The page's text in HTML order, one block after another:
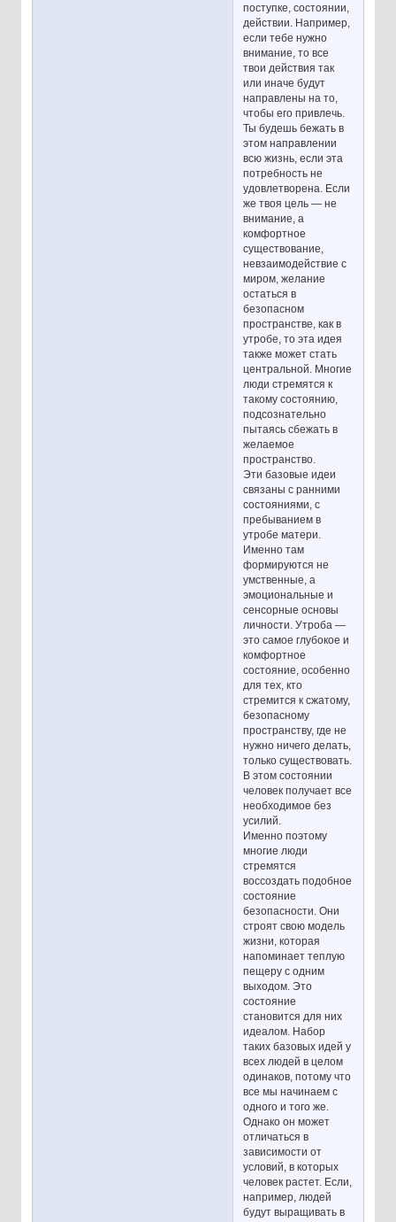
поступке, состоянии,
действии. Например,
если тебе нужно
внимание, то все
твои действия так
или иначе будут
направлены на то,
чтобы его привлечь.
Ты будешь бежать в
этом направлении
всю жизнь, если эта
потребность не
удовлетворена. Если
же твоя цель — не
внимание, а
комфортное
существование,
невзаимодействие с
миром, желание
остаться в
безопасном
пространстве, как в
утробе, то эта идея
также может стать
центральной. Многие
люди стремятся к
такому состоянию,
подсознательно
пытаясь сбежать в
желаемое
пространство.
Эти базовые идеи
связаны с ранними
состояниями, с
пребыванием в
утробе матери.
Именно там
формируются не
умственные, а
эмоциональные и
сенсорные основы
личности. Утроба —
это самое глубокое и
комфортное
состояние, особенно
для тех, кто
стремится к сжатому,
безопасному
пространству, где не
нужно ничего делать,
только существовать.
В этом состоянии
человек получает все
необходимое без
усилий.
Именно поэтому
многие люди
стремятся
воссоздать подобное
состояние
безопасности. Они
строят свою модель
жизни, которая
напоминает теплую
пещеру с одним
выходом. Это
состояние
становится для них
идеалом. Набор
таких базовых идей у
всех людей в целом
одинаков, потому что
все мы начинаем с
одного и того же.
Однако он может
отличаться в
зависимости от
условий, в которых
человек растет. Если,
например, людей
будут выращивать в